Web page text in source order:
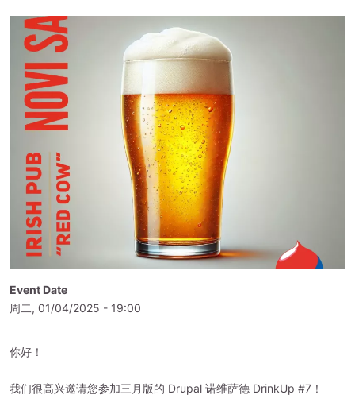
Event Date
周二, 01/04/2025 - 19:00
你好！
我们很高兴邀请您参加三月版的 Drupal 诺维萨德 DrinkUp #7！